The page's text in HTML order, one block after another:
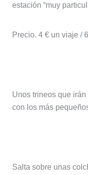
estación “muy
Precio. 4 € un viaje /
Unos trineos que
con los más
Salta sobre unas